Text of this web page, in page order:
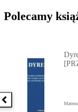
Polecamy
Poprzednia książka